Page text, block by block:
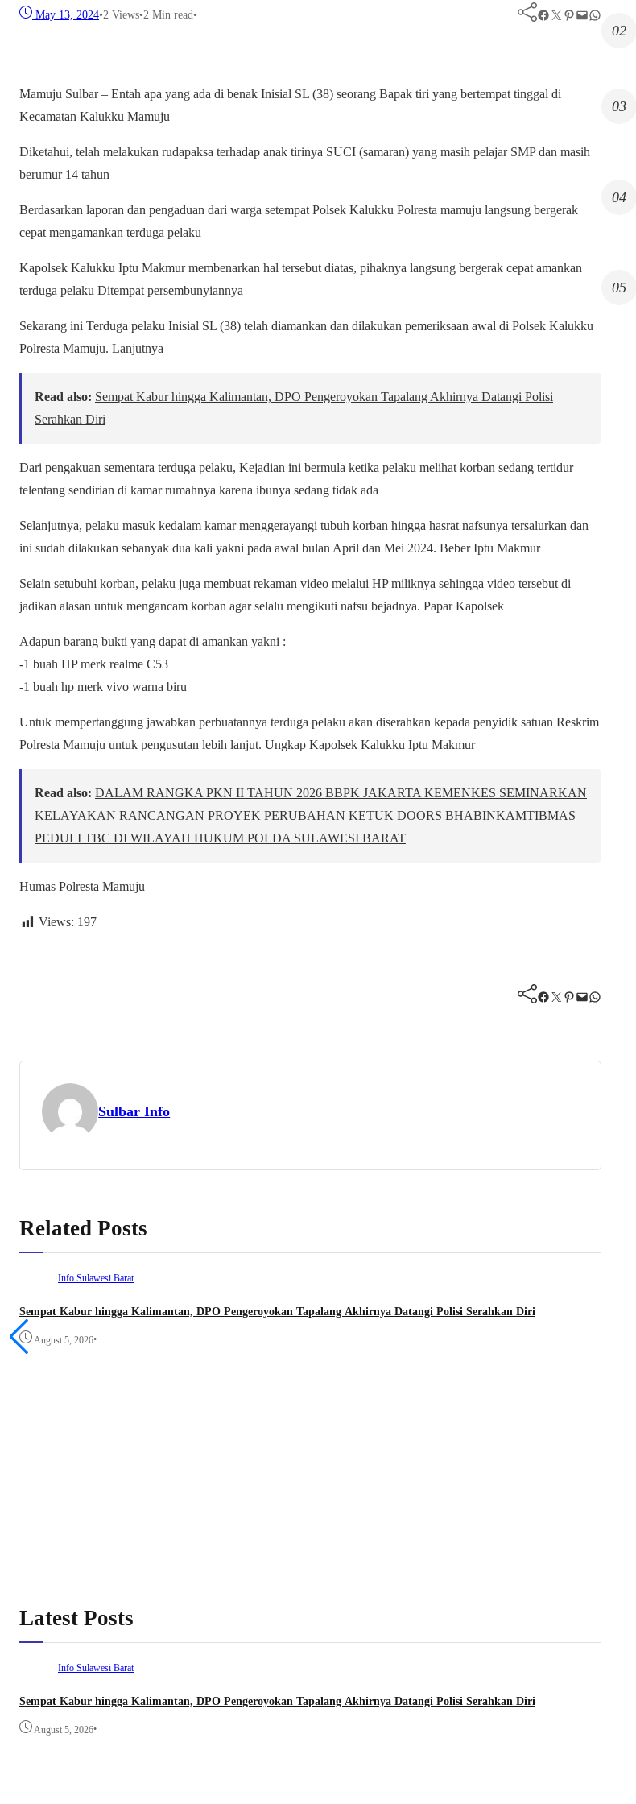
May 13, 2024•2 Views•2 Min read• Facebook Twitter Pinterest Mail WhatsApp
Mamuju Sulbar – Entah apa yang ada di benak Inisial SL (38) seorang Bapak tiri yang bertempat tinggal di
Kecamatan Kalukku Mamuju
Diketahui, telah melakukan rudapaksa terhadap anak tirinya SUCI (samaran) yang masih pelajar SMP dan masih
berumur 14 tahun
Berdasarkan laporan dan pengaduan dari warga setempat Polsek Kalukku Polresta mamuju langsung bergerak
cepat mengamankan terduga pelaku
Kapolsek Kalukku Iptu Makmur membenarkan hal tersebut diatas, pihaknya langsung bergerak cepat amankan
terduga pelaku Ditempat persembunyiannya
Sekarang ini Terduga pelaku Inisial SL (38) telah diamankan dan dilakukan pemeriksaan awal di Polsek Kalukku
Polresta Mamuju. Lanjutnya
Read also: Sempat Kabur hingga Kalimantan, DPO Pengeroyokan Tapalang Akhirnya Datangi Polisi
Serahkan Diri
Dari pengakuan sementara terduga pelaku, Kejadian ini bermula ketika pelaku melihat korban sedang tertidur
telentang sendirian di kamar rumahnya karena ibunya sedang tidak ada
Selanjutnya, pelaku masuk kedalam kamar menggerayangi tubuh korban hingga hasrat nafsunya tersalurkan dan
ini sudah dilakukan sebanyak dua kali yakni pada awal bulan April dan Mei 2024. Beber Iptu Makmur
Selain setubuhi korban, pelaku juga membuat rekaman video melalui HP miliknya sehingga video tersebut di
jadikan alasan untuk mengancam korban agar selalu mengikuti nafsu bejadnya. Papar Kapolsek
Adapun barang bukti yang dapat di amankan yakni :
-1 buah HP merk realme C53
-1 buah hp merk vivo warna biru
Untuk mempertanggung jawabkan perbuatannya terduga pelaku akan diserahkan kepada penyidik satuan Reskrim
Polresta Mamuju untuk pengusutan lebih lanjut. Ungkap Kapolsek Kalukku Iptu Makmur
Read also: DALAM RANGKA PKN II TAHUN 2026 BBPK JAKARTA KEMENKES SEMINARKAN
KELAYAKAN RANCANGAN PROYEK PERUBAHAN KETUK DOORS BHABINKAMTIBMAS
PEDULI TBC DI WILAYAH HUKUM POLDA SULAWESI BARAT
Humas Polresta Mamuju
Views: 197
Facebook Twitter Pinterest Mail WhatsApp
Sulbar Info
Related Posts
Info Sulawesi Barat
Sempat Kabur hingga Kalimantan, DPO Pengeroyokan Tapalang Akhirnya Datangi Polisi Serahkan Diri
August 5, 2026•
Latest Posts
Info Sulawesi Barat
Sempat Kabur hingga Kalimantan, DPO Pengeroyokan Tapalang Akhirnya Datangi Polisi Serahkan Diri
August 5, 2026•
02
03
04
05